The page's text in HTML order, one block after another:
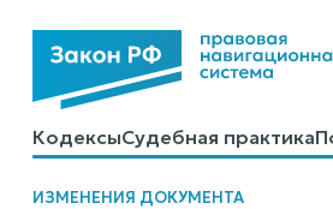
КодексыСудебная практика
КалькуляторыСправочные
ИЗМЕНЕНИЯ ДОКУМЕНТА